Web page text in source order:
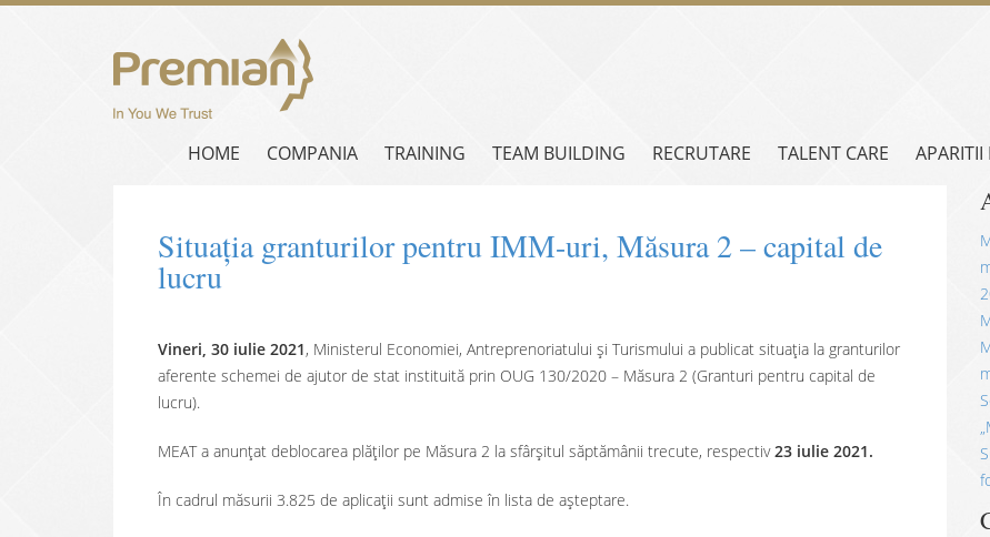
HOME COMPANIA TRAINING TEAM BUILDING RECRUTARE TALENT CARE
Situația granturilor pentru IMM-uri, Măsura 2 – capital de
lucru
Vineri, 30 iulie 2021, Ministerul Economiei, Antreprenoriatului și Turismului a publicat situația la granturilor
aferente schemei de ajutor de stat instituită prin OUG 130/2020 – Măsura 2 (Granturi pentru capital de
lucru).
MEAT a anunțat deblocarea plăților pe Măsura 2 la sfârșitul săptămânii trecute, respectiv23 iulie 2021.
În cadrul măsurii 3.825 de aplicații sunt admise în lista de așteptare.